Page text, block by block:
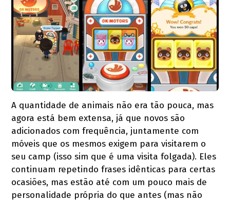
A quantidade de animais não era tão pouca, mas
agora está bem extensa, já que novos são
adicionados com frequência, juntamente com
móveis que os mesmos exigem para visitarem o
seu camp (isso sim que é uma visita folgada). Eles
continuam repetindo frases idênticas para certas
ocasiões, mas estão até com um pouco mais de
personalidade própria do que antes (mas não